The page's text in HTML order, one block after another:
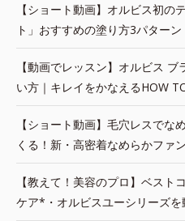
【ショート動画】オルビス初の
ト」おすすめの塗り方3パターン
【動画でレッスン】オルビス
い方｜キレイをかなえるHOW
【ショート動画】毛穴レスで
くる！新・高密着なめらかファ
【教えて！美容のプロ】ベスト
ケア*・オルビスユーシリーズを